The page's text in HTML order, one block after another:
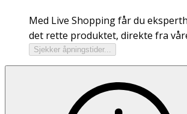
Med Live Shopping får du
det rette produktet, direkte fra
Sjekker åpningstider...